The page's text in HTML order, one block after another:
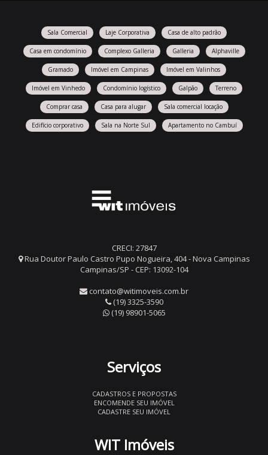
Sala Comercial Laje Corporativa Casa de alto padrão
Casa em condomínio Complexo Galleria Galleria Alphaville
Gramado Imóvel em Campinas Imóvel em Valinhos
Imóvel em Vinhedo Condomínio logístico Galpão Terreno
Comprar casa Casa para alugar Sala comercial locação
Edifício corporativo Sala na Norte Sul Apartamento no Cambuí
CRECI: 27847
Rua Doutor Paulo Castro Pupo Nogueira, 404 - Nova Campinas
Campinas/SP - CEP: 13092-104
contato@witimoveis.com.br
(19) 3325-3590
(19) 98901-5065
Serviços
CADASTROS E PROPOSTAS
ENCOMENDE SEU IMÓVEL
CADASTRE SEU IMÓVEL
WIT Imóveis